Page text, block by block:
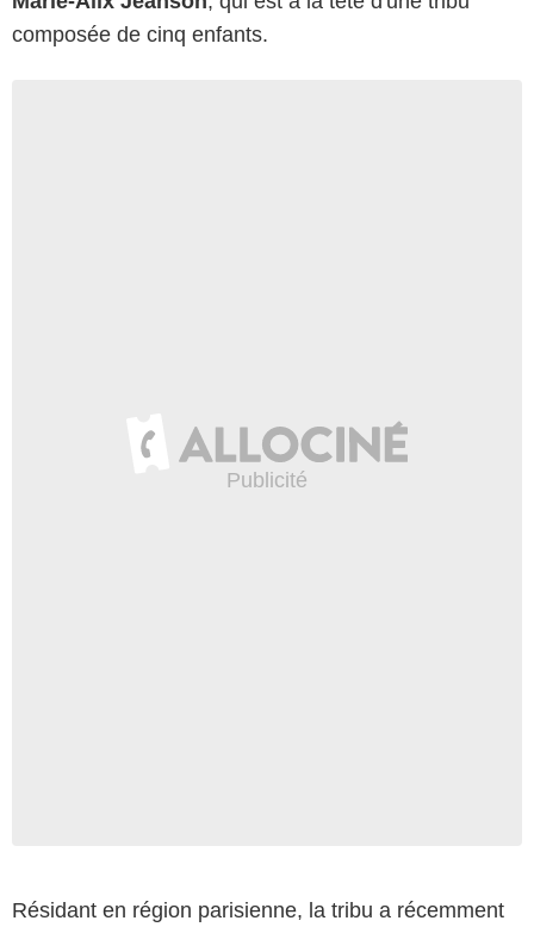
composée de cinq enfants.
Résidant en région parisienne, la tribu a récemment